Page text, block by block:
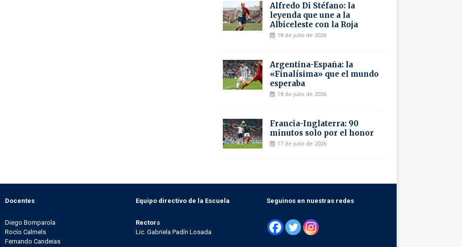
Alfredo Di Stéfano: la
leyenda que une a la
Albiceleste con la Roja
18 de julio de 2026
Argentina-España: la
«Finalísima» que el mundo
esperaba
18 de julio de 2026
Francia-Inglaterra: 90
minutos solo por el honor
17 de julio de 2026
Docentes
Diego Bomparola
Rocío Calmels
Fernando Candeias
Equipo directivo de la Escuela
Rectora
Lic. Gabriela Padín Losada
Seguinos en nuestras redes